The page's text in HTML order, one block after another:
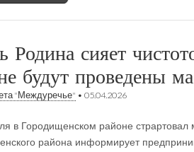
Родина сияет
будут проведены
"Междуречье" • 05.04.2026
в Городищенском районе страртовал
района информирует